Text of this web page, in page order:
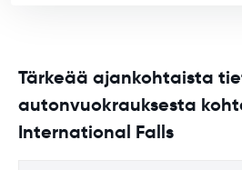
Tärkeää ajankohtaista
autonvuokrauksesta
International Falls